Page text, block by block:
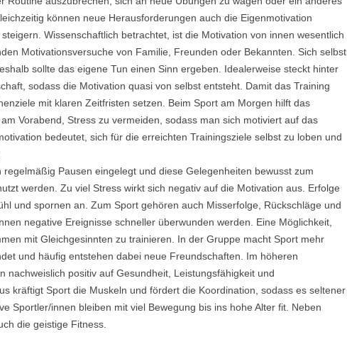
können neue Herausforderungen auch die Eigenmotivation
Wissenschaftlich betrachtet, ist die Motivation von innen wesentlich
Motivationsversuche von Familie, Freunden oder Bekannten. Sich selbst
sollte das eigene Tun einen Sinn ergeben. Idealerweise steckt hinter
sodass die Motivation quasi von selbst entsteht. Damit das Training
mit klaren Zeitfristen setzen. Beim Sport am Morgen hilft das
Vorabend, Stress zu vermeiden, sodass man sich motiviert auf das
bedeutet, sich für die erreichten Trainingsziele selbst zu loben und
Pausen eingelegt und diese Gelegenheiten bewusst zum
werden. Zu viel Stress wirkt sich negativ auf die Motivation aus. Erfolge
und spornen an. Zum Sport gehören auch Misserfolge, Rückschläge und
negative Ereignisse schneller überwunden werden. Eine Möglichkeit,
mit Gleichgesinnten zu trainieren. In der Gruppe macht Sport mehr
und häufig entstehen dabei neue Freundschaften. Im höheren
nachweislich positiv auf Gesundheit, Leistungsfähigkeit und
kräftigt Sport die Muskeln und fördert die Koordination, sodass es seltener
Sportler/innen bleiben mit viel Bewegung bis ins hohe Alter fit. Neben
die geistige Fitness.